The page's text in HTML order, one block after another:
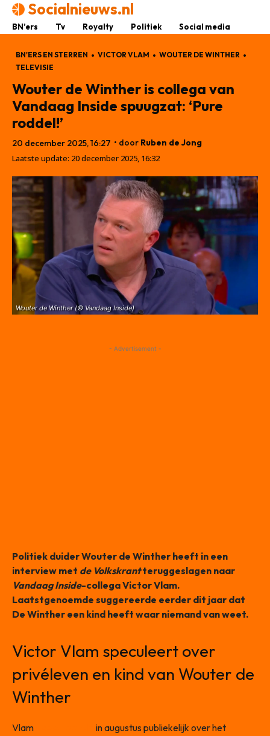
Socialnieuws.nl
BN’ers Tv Royalty Politiek Social media
BN'ERS EN STERREN VICTOR VLAM
WOUTER DE WINTHER
TELEVISIE
Wouter de Winther is collega van
Vandaag Inside spuugzat: ‘Pure
roddel!’
20 december 2025, 16:27 • door Ruben de Jong
Laatste update: 20 december 2025, 16:32
Wouter de Winther (© Vandaag Inside)
- Advertisement -
Politiek duider Wouter de Winther heeft in een
interview met de Volkskrantteruggeslagen naar
Vandaag Inside-collega Victor Vlam.
Laatstgenoemde suggereerde eerder dit jaar dat
De Winther een kind heeft waar niemand van weet.
Victor Vlam speculeert over
privéleven en kind van Wouter de
Winther
Vlam
in augustus publiekelijk over het